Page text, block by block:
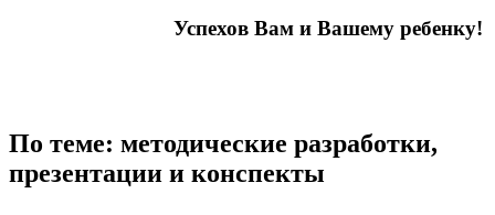
Успехов Вам и Вашему ребенку!
По теме: методические разработки,
презентации и конспекты